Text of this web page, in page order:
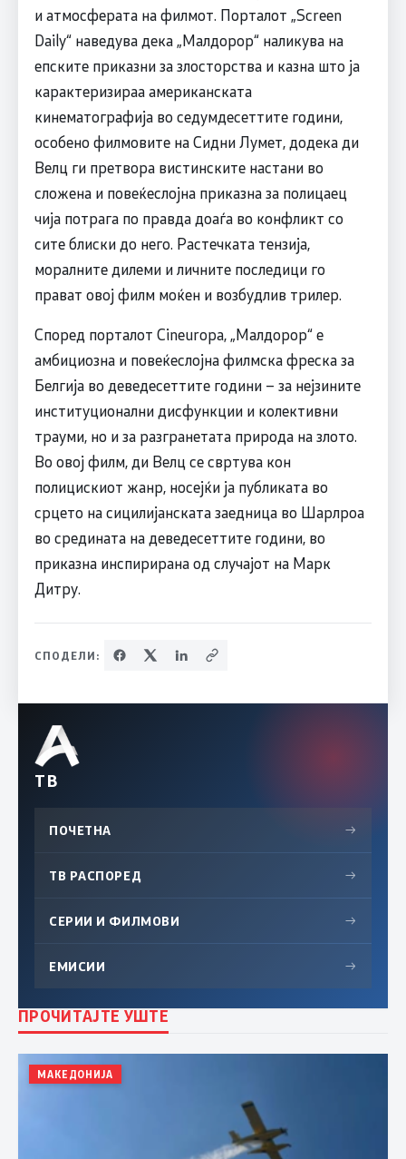
и атмосферата на филмот. Порталот „Screen
Daily“ наведува дека „Малдорор“ наликува на
епските приказни за злосторства и казна што ја
карактеризираа американската
кинематографија во седумдесеттите години,
особено филмовите на Сидни Лумет, додека ди
Велц ги претвора вистинските настани во
сложена и повеќеслојна приказна за полицаец
чија потрага по правда доаѓа во конфликт со
сите блиски до него. Растечката тензија,
моралните дилеми и личните последици го
прават овој филм моќен и возбудлив трилер.
Според порталот Cineuropa, „Малдорор“ е
амбициозна и повеќеслојна филмска фреска за
Белгија во деведесеттите години – за нејзините
институционални дисфункции и колективни
трауми, но и за разгранетата природа на злото.
Во овој филм, ди Велц се свртува кон
полицискиот жанр, носејќи ја публиката во
срцето на сицилијанската заедница во Шарлроа
во средината на деведесеттите години, во
приказна инспирирана од случајот на Марк
Дитру.
СПОДЕЛИ:
ТВ
ПОЧЕТНА →
ТВ РАСПОРЕД →
СЕРИИ И ФИЛМОВИ →
ЕМИСИИ →
ПРОЧИТАЈТЕ УШТЕ
МАКЕДОНИЈА